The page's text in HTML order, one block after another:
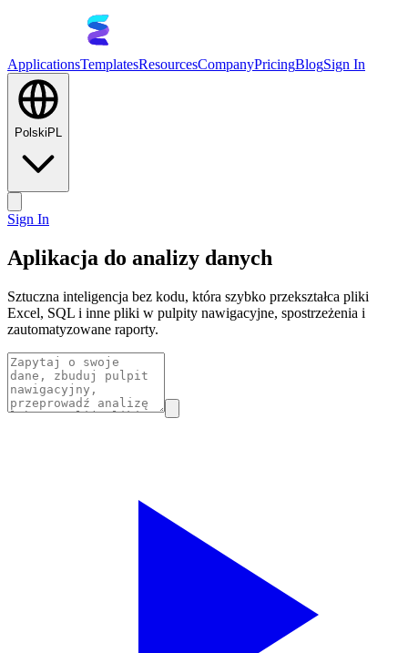
ApplicationsTemplatesResourcesCompanyPricingBlogSign In
Polski PL
Sign In
Aplikacja do analizy danych
Sztuczna inteligencja bez kodu, która szybko przekształca pliki
Excel, SQL i inne pliki w pulpity nawigacyjne, spostrzeżenia i
zautomatyzowane raporty.